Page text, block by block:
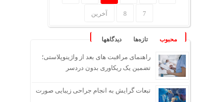
7
8 آخرین
محبوب تازه‌ها دیدگاهها
راهنمای مراقبت های بعد از واژینوپلاستی؛
تضمین یک ریکاوری بدون دردسر
تبعات گرایش به انجام جراحی زیبایی صورت